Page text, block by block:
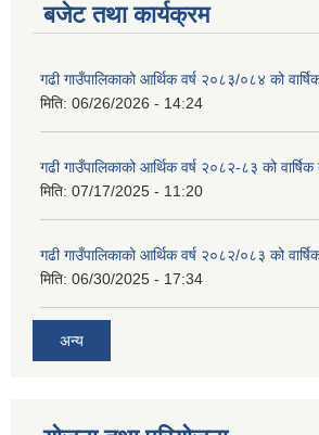
बजेट तथा कार्यक्रम
गढी गाउँपालिकाको आर्थिक वर्ष २०८३/०८४ को
मिति: 06/26/2026 - 14:24
गढी गाउँपालिकाको आर्थिक वर्ष २०८२-८३ को
मिति: 07/17/2025 - 11:20
गढी गाउँपालिकाको आर्थिक वर्ष २०८२/०८३ को
मिति: 06/30/2025 - 17:34
अन्य